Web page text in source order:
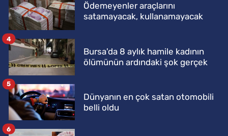
Ödemeyenler araçlarını
satamayacak, kullanamayacak
Bursa'da 8 aylık hamile kadının
ölümünün ardındaki şok gerçek
4
Dünyanın en çok satan otomobili
belli oldu
5
6